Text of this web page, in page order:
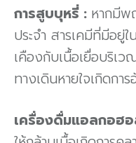
การสูบบุหรี่ : หากมีพ
ประจำ สารเคมีที่มีอยู่
เคืองกับเนื้อเยื่อบริเ
ทางเดินหายใจเกิดก
เครื่องดื่มแอลกอฮ